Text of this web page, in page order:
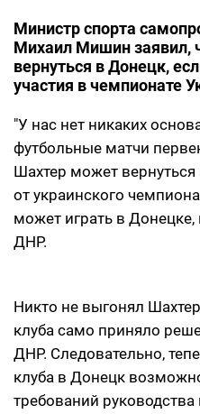
Министр спорта
Михаил Мишин заявил,
вернуться в Донецк,
участия в чемпионате
"У нас нет никаких
футбольные матчи
Шахтер может
от украинского
может играть в Донецке,
ДНР.
Никто не выгонял
клуба само приняло
ДНР. Следовательно,
клуба в Донецк
требований